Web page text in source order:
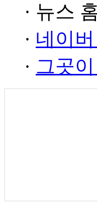
· 뉴스
· 네이
· 그곳